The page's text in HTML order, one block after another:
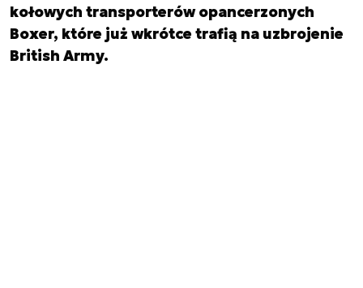
kołowych transporterów opancerzonych
Boxer, które już wkrótce trafią na uzbrojenie
British Army.